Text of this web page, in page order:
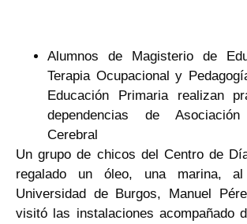
Alumnos de Magisterio de
Terapia Ocupacional y
Educación Primaria realizan
dependencias de
Cerebral
Un grupo de chicos del Centro de
regalado un óleo, una marina,
Universidad de Burgos, Manuel
visitó las instalaciones acompañado